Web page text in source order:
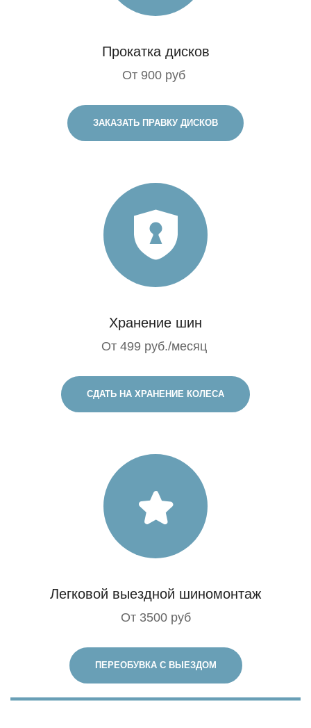
Прокатка дисков
От 900 руб
ЗАКАЗАТЬ ПРАВКУ ДИСКОВ
Хранение шин
От 499 руб./месяц
СДАТЬ НА ХРАНЕНИЕ КОЛЕСА
Легковой выездной шиномонтаж
От 3500 руб
ПЕРЕОБУВКА С ВЫЕЗДОМ